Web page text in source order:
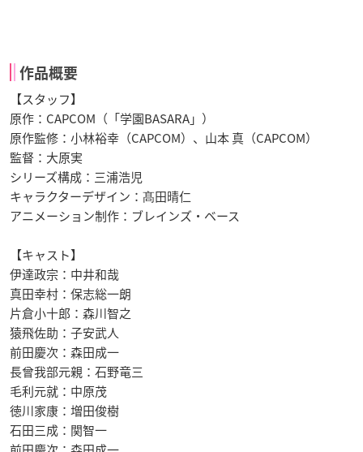
作品概要
【スタッフ】
原作：CAPCOM（「学園BASARA」）
原作監修：小林裕幸（CAPCOM）、山本 真（CAPCOM）
監督：大原実
シリーズ構成：三浦浩児
キャラクターデザイン：髙田晴仁
アニメーション制作：ブレインズ・ベース
【キャスト】
伊達政宗：中井和哉
真田幸村：保志総一朗
片倉小十郎：森川智之
猿飛佐助：子安武人
前田慶次：森田成一
長曾我部元親：石野竜三
毛利元就：中原茂
徳川家康：増田俊樹
石田三成：関智一